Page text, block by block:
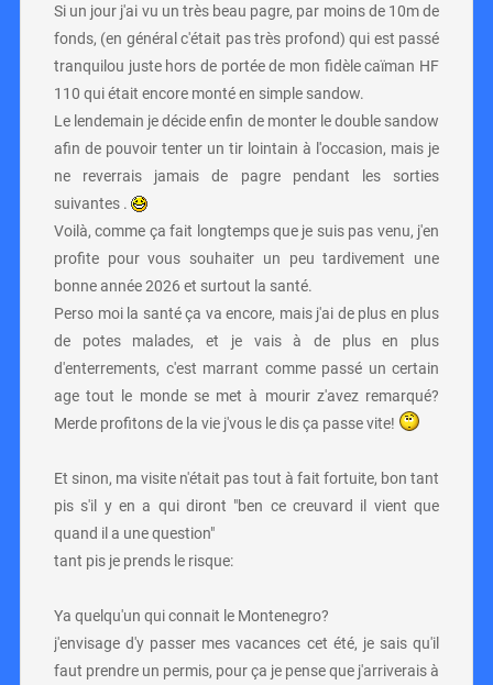
Si un jour j'ai vu un très beau pagre, par moins de 10m de
fonds, (en général c'était pas très profond) qui est passé
tranquilou juste hors de portée de mon fidèle caïman HF
110 qui était encore monté en simple sandow.
Le lendemain je décide enfin de monter le double sandow
afin de pouvoir tenter un tir lointain à l'occasion, mais je
ne reverrais jamais de pagre pendant les sorties
suivantes .
Voilà, comme ça fait longtemps que je suis pas venu, j'en
profite pour vous souhaiter un peu tardivement une
bonne année 2026 et surtout la santé.
Perso moi la santé ça va encore, mais j'ai de plus en plus
de potes malades, et je vais à de plus en plus
d'enterrements, c'est marrant comme passé un certain
age tout le monde se met à mourir z'avez remarqué?
Merde profitons de la vie j'vous le dis ça passe vite!
Et sinon, ma visite n'était pas tout à fait fortuite, bon tant
pis s'il y en a qui diront "ben ce creuvard il vient que
quand il a une question"
tant pis je prends le risque:
Ya quelqu'un qui connait le Montenegro?
j'envisage d'y passer mes vacances cet été, je sais qu'il
faut prendre un permis, pour ça je pense que j'arriverais à